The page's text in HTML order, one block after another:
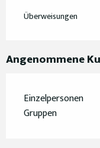
Überweisungen
Angenommene
Einzelpersonen
Gruppen